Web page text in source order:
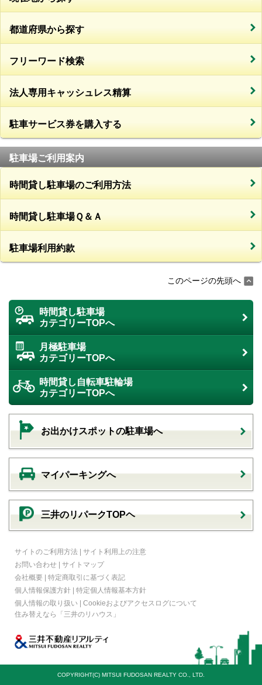
都道府県から探す
フリーワード検索
法人専用キャッシュレス精算
駐車サービス券を購入する
駐車場ご利用案内
時間貸し駐車場のご利用方法
時間貸し駐車場Ｑ＆Ａ
駐車場利用約款
このページの先頭へ
時間貸し駐車場
カテゴリーTOPへ
月極駐車場
カテゴリーTOPへ
時間貸し自転車駐輪場
カテゴリーTOPへ
お出かけスポットの駐車場へ
マイパーキングへ
三井のリパークTOPヘ
サイトのご利用方法 | サイト利用上の注意
お問い合わせ | サイトマップ
会社概要 | 特定商取引に基づく表記
個人情報保護方針 | 特定個人情報基本方針
個人情報の取り扱い | Cookieおよびアクセスログについて
住み替えなら
「三井のリハウス」
COPYRIGHT(C) MITSUI FUDOSAN REALTY CO., LTD.